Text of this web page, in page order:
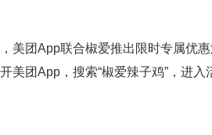
团App联合椒爱推出限时专属优
团App，搜索“椒爱辣子鸡”，进